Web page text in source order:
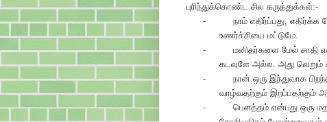
புரிந்துக்கொண்ட சில கருத்துக்கள்:-
-
நாம் எதிர்ப்பது,
உணர்ச்சியை மட்டுமே.
-
மனிதர்களை மேல் சாதி
கடவுளே அல்ல. அது வெறும்
-
நான் ஒரு இந்துவாக
வாழ்வதற்கும் இறப்பதற்கும்
-
பெளத்தம் என்பது ஒரு